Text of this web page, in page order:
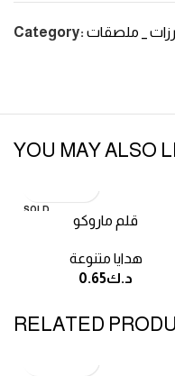
Category: _ ملصقات
YOU MAY ALSO
SOLD
قلم ماروكو
هدايا متنوعة
د.ك0.65
RELATED